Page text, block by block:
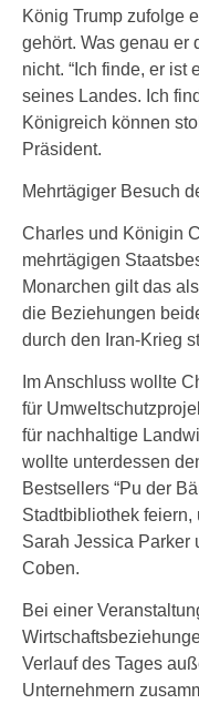
König Trump zufolge
gehört. Was genau er
nicht. “Ich finde, er ist
seines Landes. Ich
Königreich können
Präsident.
Mehrtägiger Besuch
Charles und Königin
mehrtägigen
Monarchen gilt das
die Beziehungen
durch den Iran-Krieg
Im Anschluss wollte
für
für nachhaltige
wollte unterdessen
Bestsellers “Pu der
Stadtbibliothek
Sarah Jessica Parker
Coben.
Bei einer
Verlauf des Tages
Unternehmern